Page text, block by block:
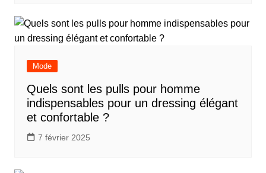
Mode
Quels sont les pulls pour homme
indispensables pour un dressing élégant
et confortable ?
7 février 2025